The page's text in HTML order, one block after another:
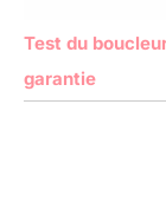
Test du
garantie